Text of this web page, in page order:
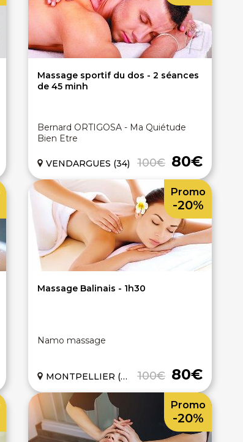
Massage sportif du dos - 2 séances
de 45 minh
Bernard ORTIGOSA - Ma Quiétude
Bien Etre
100€ 80€
VENDARGUES (34)
Massage Balinais - 1h30
Namo massage
100€ 80€
MONTPELLIER (34)
Promo
-20%
Promo
-20%